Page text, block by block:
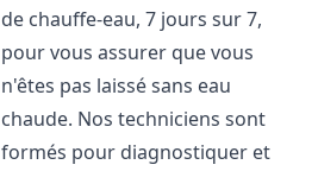
de chauffe-eau, 7 jours sur 7,
pour vous assurer que vous
n'êtes pas laissé sans eau
chaude. Nos techniciens sont
formés pour diagnostiquer et